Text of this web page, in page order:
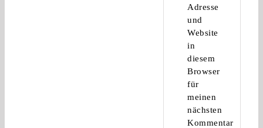
Adresse
und
Website
in
diesem
Browser
für
meinen
nächsten
Kommentar